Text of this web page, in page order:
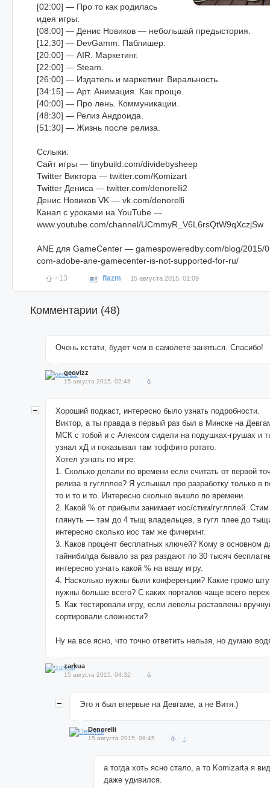
[02:00] — Про то как родилась
идея игры.
[08:00] — Денис Новиков — небольшай предыстория.
[12:30] — DevGamm. Паблишер.
[20:00] — AIR. Маркетинг.
[22:00] — Steam.
[26:00] — Издатель и маркетинг. Виральность.
[34:15] — Арт. Анимация. Как проще.
[40:00] — Про лень. Коммуникации.
[48:30] — Релиз Андроида.
[51:30] — Жизнь после релиза.
Cслыки:
Сайт игры — tinybuild.com/dividebysheep
Twitter Виктора — twitter.com/Komizart
Twitter Дениса — twitter.com/denorelli2
Денис Новиков VK — vk.com/denorelli
Канал с уроками на YouTube —
www.youtube.com/channel/UCmmyR_V6L6rsQtW9qXczjSw
ANE для GameCenter — gamespoweredby.com/blog/2015/
com-adobe-ane-gamecenter-is-not-supported-for-ru/
+13 flazm 15 августа 2015, 01:09
Комментарии (48)
Очень кстати, будет чем в самолете заняться. Спасибо!
geovizz
15 августа 2015, 02:48
Хороший подкаст, интересно было узнать подробности.
Виктор, а ты правда в первый раз был в Минске на
МСК с тобой и с Алексом сидели на подушках-грушах и
узнал хД и показывал там тоффито ротато.
Хотел узнать по игре:
1. Сколько делали по времени если считать от первой
релиза в гуглплее? Я услышал про разработку только в
то и то и то. Интересно сколько вышло по времени.
2. Какой % от прибыли занимает иос/стим/гуглплей.
глянуть — там до 4 тыщ владельцев, в гугл плее до
интересно сколько иос там же фичеринг.
3. Каков процент бесплатных ключей? Кому в основном
тайнибилда бывало за раз раздают по 30 тысяч
интересно узнать какой % на вашу игру.
4. Насколько нужны были конференции? Какие промо
нужны больше всего? С каких порталов чаще всего
5. Как тестировали игру, если левелы раставлены
сортировали сложности?
Ну на все ясно, что точно ответить нельзя, но думаю
zarkua
15 августа 2015, 04:32
Это я был впервые на Девгаме, а не Витя.)
Denorelli
15 августа 2015, 09:45 ↑
а тогда хоть ясно стало, а то Komizartа я
даже удивился.